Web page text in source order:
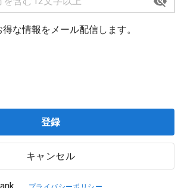
な情報をメール配信します。
キャンセル
登録